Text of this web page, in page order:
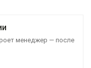
менеджер — после